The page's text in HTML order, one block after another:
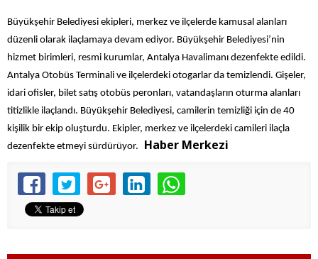
Büyükşehir Belediyesi ekipleri, merkez ve ilçelerde kamusal alanları
düzenli olarak ilaçlamaya devam ediyor. Büyükşehir Belediyesi’nin
hizmet birimleri, resmi kurumlar, Antalya Havalimanı dezenfekte edildi.
Antalya Otobüs Terminali ve ilçelerdeki otogarlar da temizlendi. Gişeler,
idari ofisler, bilet satış otobüs peronları, vatandaşların oturma alanları
titizlikle ilaçlandı. Büyükşehir Belediyesi, camilerin temizliği için de 40
kişilik bir ekip oluşturdu. Ekipler, merkez ve ilçelerdeki camileri ilaçla
dezenfekte etmeyi sürdürüyor.
Haber Merkezi